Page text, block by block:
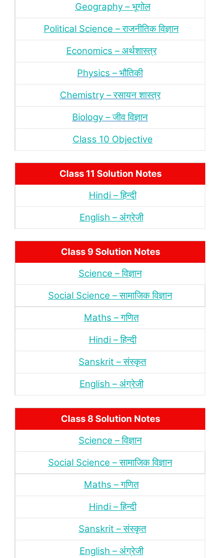
Geography – भूगोल
Political Science – राजनीतिक विज्ञान
Economics – अर्थशास्‍त्र
Physics – भौतिकी
Chemistry – रसायन शास्‍त्र
Biology – जीव विज्ञान
Class 10 Objective
Class 11 Solution Notes
Hindi – हिन्‍दी
English – अंंग्रेजी
Class 9 Solution Notes
Science – विज्ञान
Social Science – सामाजिक विज्ञान
Maths – गणित
Hindi – हिन्‍दी
Sanskrit – संस्‍कृत
English – अंंग्रेजी
Class 8 Solution Notes
Science – विज्ञान
Social Science – सामाजिक विज्ञान
Maths – गणित
Hindi – हिन्‍दी
Sanskrit – संस्‍कृत
English – अंंग्रेजी